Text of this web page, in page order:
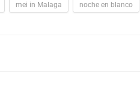
mei in Malaga noche en blanco